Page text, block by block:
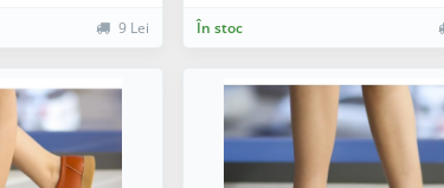
9 Lei În stoc